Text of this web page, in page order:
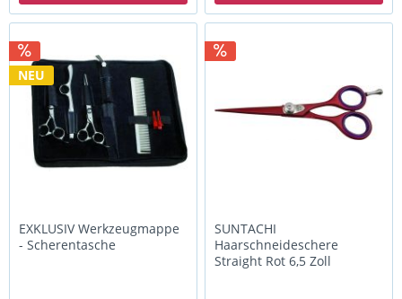
NEU
EXKLUSIV Werkzeugmappe
- Scherentasche
SUNTACHI
Haarschneideschere
Straight Rot 6,5 Zoll